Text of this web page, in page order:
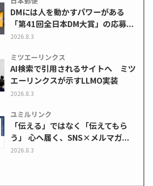
DMには人を動かすパワーがある
「第41回全日本DM大賞」の応募...
2026.8.3
ミツエーリンクス
AI検索で引用されるサイトへ ミツ
エーリンクスが示すLLMO実装
2026.8.3
ユミルリンク
「伝える」ではなく「伝えてもら
う」 心へ届く、SNS×メルマガ...
2026.8.3